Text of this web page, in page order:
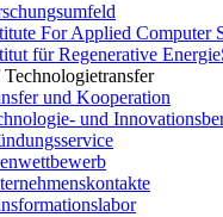
For Applied Computer
für Regenerative
Technologietransfer
und Kooperation
und